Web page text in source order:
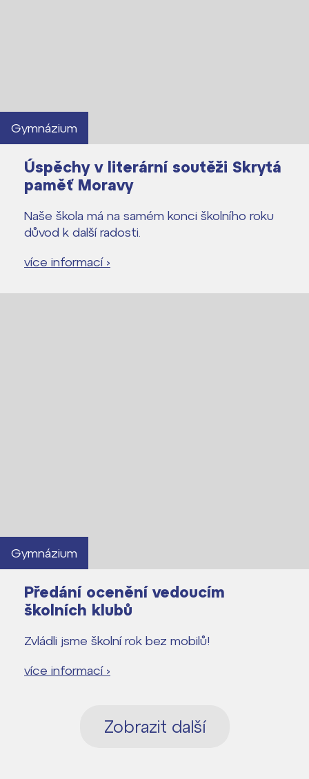
Gymnázium
Úspěchy v literární soutěži Skrytá
paměť Moravy
Naše škola má na samém konci školního roku
důvod k další radosti.
více informací ›
Gymnázium
Předání ocenění vedoucím
školních klubů
Zvládli jsme školní rok bez mobilů!
více informací ›
Zobrazit další